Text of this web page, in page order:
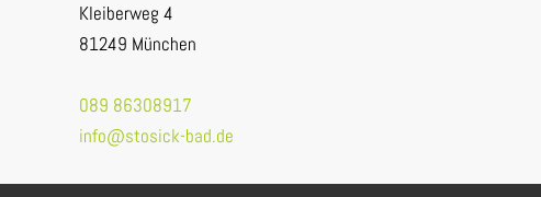
Kleiberweg 4
81249 München
089 86308917
info@stosick-bad.de